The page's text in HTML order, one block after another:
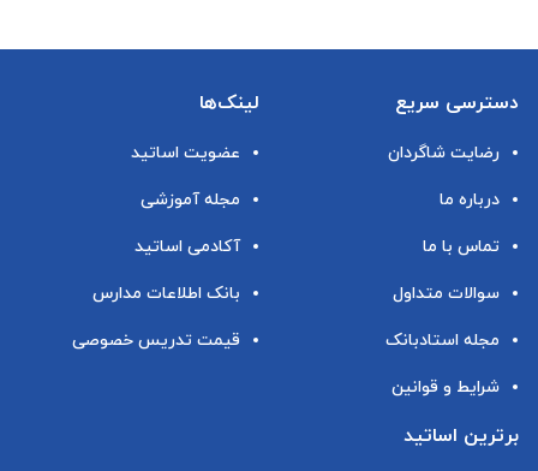
دسترسی سریع
رضایت شاگردان
درباره ما
تماس با ما
سوالات متداول
مجله استادبانک
شرایط و قوانین
لینک‌ها
عضویت اساتید
مجله آموزشی
آکادمی اساتید
بانک اطلاعات مدارس
قیمت تدریس خصوصی
برترین اساتید